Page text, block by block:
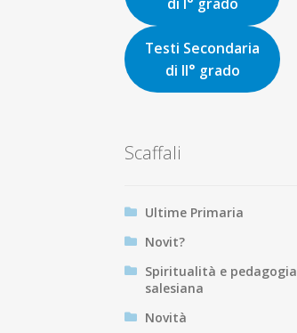
Testi Secondaria
di II° grado
Scaffali
Ultime Primaria
Novit?
Spiritualità e pedagogia
salesiana
Novità